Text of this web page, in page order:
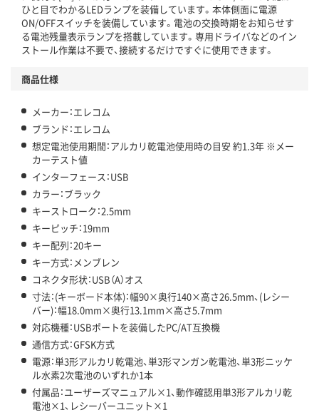
ひと目でわかるLEDランプを装備しています。本体側面に電源
ON/OFFスイッチを装備しています。電池の交換時期をお知らせす
る電池残量表示ランプを搭載しています。専用ドライバなどのイン
ストール作業は不要で、接続するだけですぐに使用できます。
商品仕様
メーカー：エレコム
ブランド：エレコム
想定電池使用期間：アルカリ乾電池使用時の目安 約1.3年 ※メー
カーテスト値
インターフェース：USB
カラー：ブラック
キーストローク：2.5mm
キーピッチ：19mm
キー配列：20キー
キー方式：メンブレン
コネクタ形状：USB（A）オス
寸法：(キーボード本体)：幅90×奥行140×高さ26.5mm、(レシー
バー)：幅18.0mm×奥行13.1mm×高さ5.7mm
対応機種：USBポートを装備したPC/AT互換機
通信方式：GFSK方式
電源：単3形アルカリ乾電池、単3形マンガン乾電池、単3形ニッケ
ル水素2次電池のいずれか1本
付属品：ユーザーズマニュアル×1、動作確認用単3形アルカリ乾
電池×1、レシーバーユニット×1